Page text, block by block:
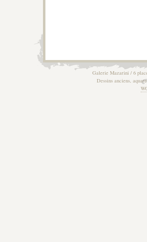
Galerie Mazarini / 6
Dessins anciens,